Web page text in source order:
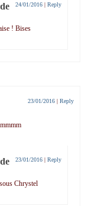
24/01/2016 | Reply
! Bises
23/01/2016 | Reply
23/01/2016 | Reply
Chrystel